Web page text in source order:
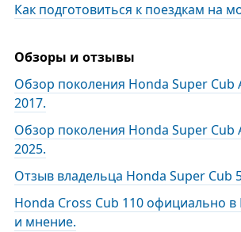
Как подготовиться к поездкам на
Обзоры и отзывы
Обзор поколения Honda Super Cub
2017.
Обзор поколения Honda Super Cub
2025.
Отзыв владельца Honda Super Cub
Honda Cross Cub 110 официально
и мнение.